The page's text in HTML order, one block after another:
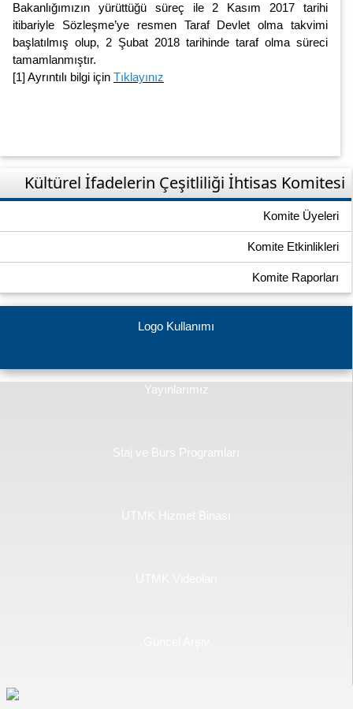
Bakanlığımızın yürüttüğü süreç ile 2 Kasım 2017 tarihi
itibariyle Sözleşme’ye resmen Taraf Devlet olma takvimi
başlatılmış olup, 2 Şubat 2018 tarihinde taraf olma süreci
tamamlanmıştır.
[1] Ayrıntılı bilgi için Tıklayınız
Kültürel İfadelerin Çeşitliliği İhtisas Komitesi
Komite Üyeleri
Komite Etkinlikleri
Komite Raporları
Logo Kullanımı
Yayınlarımız
Staj ve Burs Programları